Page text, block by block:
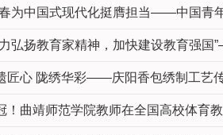
为中国式现代化挺膺担当——中国青
弘扬教育家精神，加快建设教育强国
匠心 陇绣华彩——庆阳香包绣制工艺
！曲靖师范学院教师在全国高校体育